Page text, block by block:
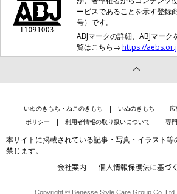
ービスであることを示す登録
号）です。
ABJマークの詳細、ABJマー
覧はこちら→ https://
いぬのきもち・ねこのきもち いぬのきもち
ポリシー
利用者情報の取り扱いについて 専
本サイトに掲載されている記事・写真・イラスト
禁じます。
会社案内 個人情報保護法に基づ
Copyright © Benesse Style Care Group Co.,Ltd.